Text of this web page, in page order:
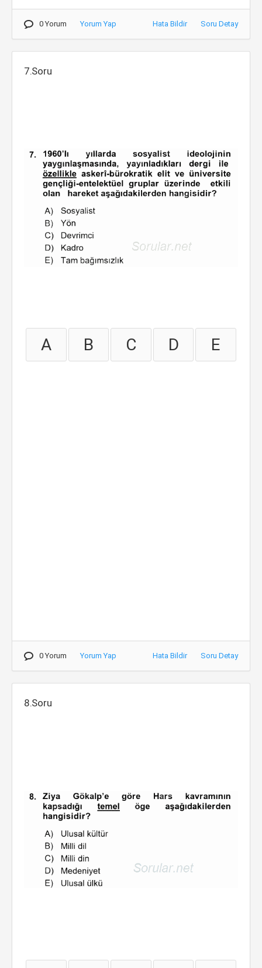
0 Yorum Yorum Yap Hata Bildir Soru Detay
7.Soru
A B C D E
0 Yorum Yorum Yap Hata Bildir Soru Detay
8.Soru